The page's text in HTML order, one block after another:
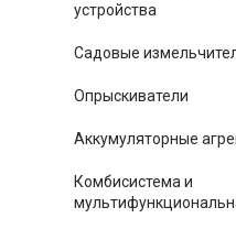
устройства
Садовые
Опрыскиватели
Аккумуляторные
Комбисистема и